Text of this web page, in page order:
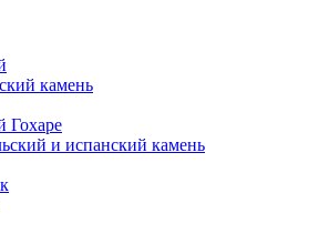
камень
Гохаре
и испанский камень